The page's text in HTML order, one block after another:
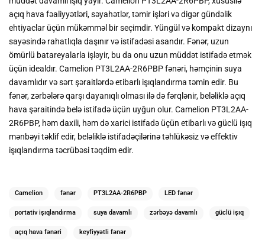
açıq hava fəaliyyətləri, səyahətlər, təmir işləri və digər gündəlik
ehtiyaclar üçün mükəmməl bir seçimdir. Yüngül və kompakt dizaynı
sayəsində rahatlıqla daşınır və istifadəsi asandır. Fənər, uzun
ömürlü batareyalarla işləyir, bu da onu uzun müddət istifadə etmək
üçün idealdır. Camelion PT3L2AA-2R6PBP fənəri, həmçinin suya
davamlıdır və sərt şəraitlərdə etibarlı işıqlandırma təmin edir. Bu
fənər, zərbələrə qarşı dayanıqlı olması ilə də fərqlənir, beləliklə açıq
hava şəraitində belə istifadə üçün uyğun olur. Camelion PT3L2AA-
2R6PBP, həm daxili, həm də xarici istifadə üçün etibarlı və güclü işıq
mənbəyi təklif edir, beləliklə istifadəçilərinə təhlükəsiz və effektiv
işıqlandırma təcrübəsi təqdim edir.
Camelion fənər PT3L2AA-2R6PBP LED fənər
portativ işıqlandırma suya davamlı zərbəyə davamlı güclü işıq
açıq hava fənəri keyfiyyətli fənər